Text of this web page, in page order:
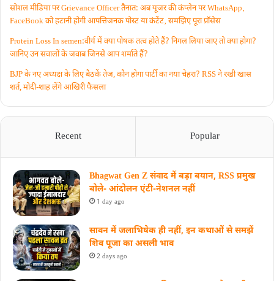
सोशल मीडिया पर Grievance Officer तैनात: अब यूजर की कंप्लेन पर WhatsApp‚
FaceBook को हटानी होगी आपत्तिजनक पोस्ट या कंटेंट‚ समझिए पूरा प्रॉसेस
Protein Loss In semen:वीर्य में क्या पोषक तत्व होते हैं? निगल लिया जाए तो क्या होगा?
जानिए उन सवालों के जवाब जिनसे आप शर्माते हैं?
BJP के नए अध्यक्ष के लिए बैठकें तेज, कौन होगा पार्टी का नया चेहरा? RSS ने रखी खास
शर्त, मोदी-शाह लेंगे आखिरी फैसला
Recent Popular
Bhagwat Gen Z संवाद में बड़ा बयान, RSS प्रमुख
बोले- आंदोलन एंटी-नेशनल नहीं
1 day ago
सावन में जलाभिषेक ही नहीं, इन कथाओं से समझें
शिव पूजा का असली भाव
2 days ago